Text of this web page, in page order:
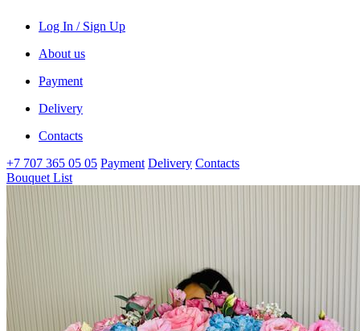
Log In / Sign Up
About us
Payment
Delivery
Contacts
+7 707 365 05 05 Payment Delivery Contacts
Bouquet List